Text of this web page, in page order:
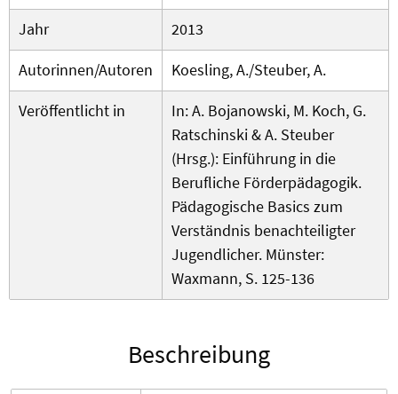
Jahr
2013
Autorinnen/Autoren
Koesling, A./Steuber, A.
Veröffentlicht in
In: A. Bojanowski, M. Koch, G.
Ratschinski & A. Steuber
(Hrsg.): Einführung in die
Berufliche Förderpädagogik.
Pädagogische Basics zum
Verständnis benachteiligter
Jugendlicher. Münster:
Waxmann, S. 125-136
Beschreibung